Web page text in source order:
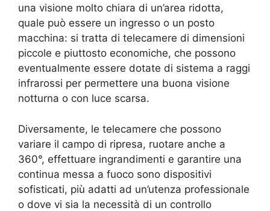
una visione molto chiara di un’area ridotta,
quale può essere un ingresso o un posto
macchina: si tratta di telecamere di dimensioni
piccole e piuttosto economiche, che possono
eventualmente essere dotate di sistema a raggi
infrarossi per permettere una buona visione
notturna o con luce scarsa.
Diversamente, le telecamere che possono
variare il campo di ripresa, ruotare anche a
360°, effettuare ingrandimenti e garantire una
continua messa a fuoco sono dispositivi
sofisticati, più adatti ad un’utenza professionale
o dove vi sia la necessità di un controllo